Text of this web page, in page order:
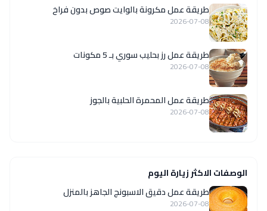
طريقة عمل مكرونة بالوايت صوص بدون فراخ
2026-07-08
طريقة عمل رز بحليب سوري بـ 5 مكونات
2026-07-08
طريقة عمل المحمرة الحلبية بالجوز
2026-07-08
الوصفات الاكثر زيارة اليوم
طريقة عمل دقيق الاسبونج الجاهز بالمنزل
2026-07-08